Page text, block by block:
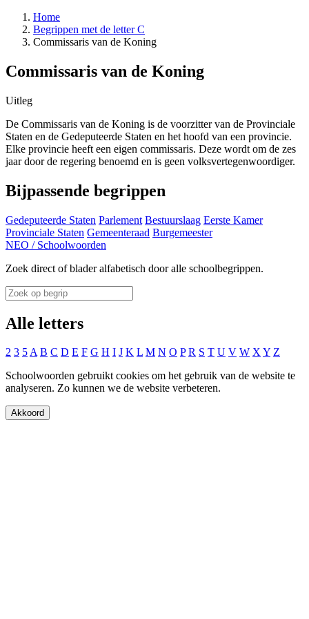
Home
Begrippen met de letter C
Commissaris van de Koning
Commissaris van de Koning
Uitleg
De Commissaris van de Koning is de voorzitter van de Provinciale
Staten en de Gedeputeerde Staten en het hoofd van een provincie.
Elke provincie heeft een eigen commissaris. Deze wordt om de zes
jaar door de regering benoemd en is geen volksvertegenwoordiger.
Bijpassende begrippen
Gedeputeerde Staten Parlement Bestuurslaag Eerste Kamer
Provinciale Staten Gemeenteraad Burgemeester
NEO / Schoolwoorden
Zoek direct of blader alfabetisch door alle schoolbegrippen.
Alle letters
2 3 5A B C D E F G H I J K L M N O P R S T U V W XY Z
Schoolwoorden gebruikt cookies om het gebruik van de website te
analyseren. Zo kunnen we de website verbeteren.
Akkoord